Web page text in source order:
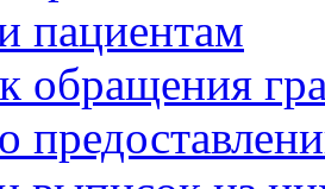
пациентам
обращения